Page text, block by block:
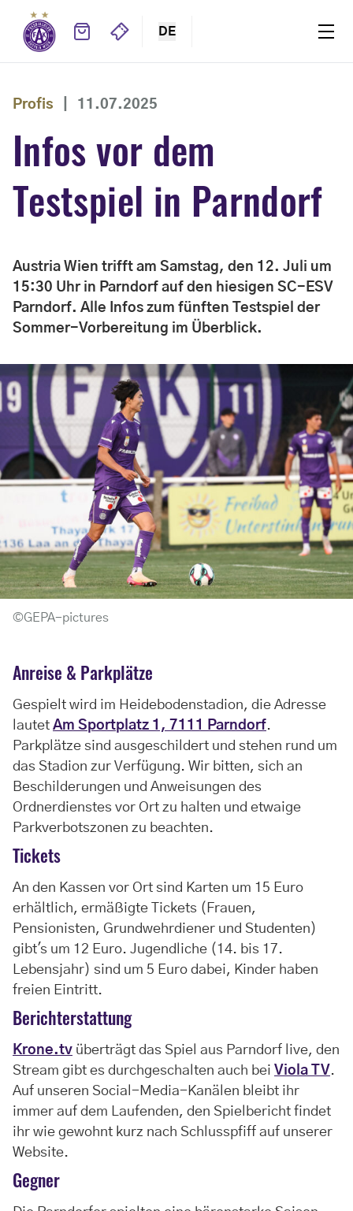
DE
Profis 11.07.2025
Infos vor dem
Testspiel in Parndorf
Austria Wien trifft am Samstag, den 12. Juli um
15:30 Uhr in Parndorf auf den hiesigen SC-ESV
Parndorf. Alle Infos zum fünften Testspiel der
Sommer-Vorbereitung im Überblick.
©GEPA-pictures
Anreise & Parkplätze
Gespielt wird im Heidebodenstadion, die Adresse
lautet Am Sportplatz 1, 7111 Parndorf.
Parkplätze sind ausgeschildert und stehen rund um
das Stadion zur Verfügung. Wir bitten, sich an
Beschilderungen und Anweisungen des
Ordnerdienstes vor Ort zu halten und etwaige
Parkverbotszonen zu beachten.
Tickets
An den Kassen vor Ort sind Karten um 15 Euro
erhältlich, ermäßigte Tickets (Frauen,
Pensionisten, Grundwehrdiener und Studenten)
gibt's um 12 Euro. Jugendliche (14. bis 17.
Lebensjahr) sind um 5 Euro dabei, Kinder haben
freien Eintritt.
Berichterstattung
Krone.tv überträgt das Spiel aus Parndorf live, den
Stream gibt es durchgeschalten auch bei Viola TV.
Auf unseren Social-Media-Kanälen bleibt ihr
immer auf dem Laufenden, den Spielbericht findet
ihr wie gewohnt kurz nach Schlusspfiff auf unserer
Website.
Gegner